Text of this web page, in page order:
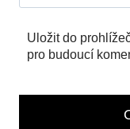
Uložit do
pro budoucí